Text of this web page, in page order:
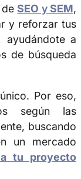
deSEO ySEM,
y reforzar tus
ayudándote a
de búsqueda
Por eso,
según las
buscando
un mercado
tu proyecto